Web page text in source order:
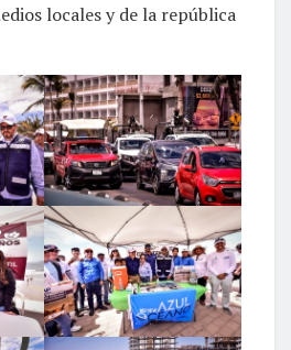
locales y de la república